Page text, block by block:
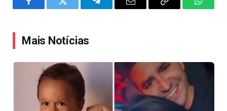
FacebookTwitter TelegramEmail
Copy
Mais Notícias